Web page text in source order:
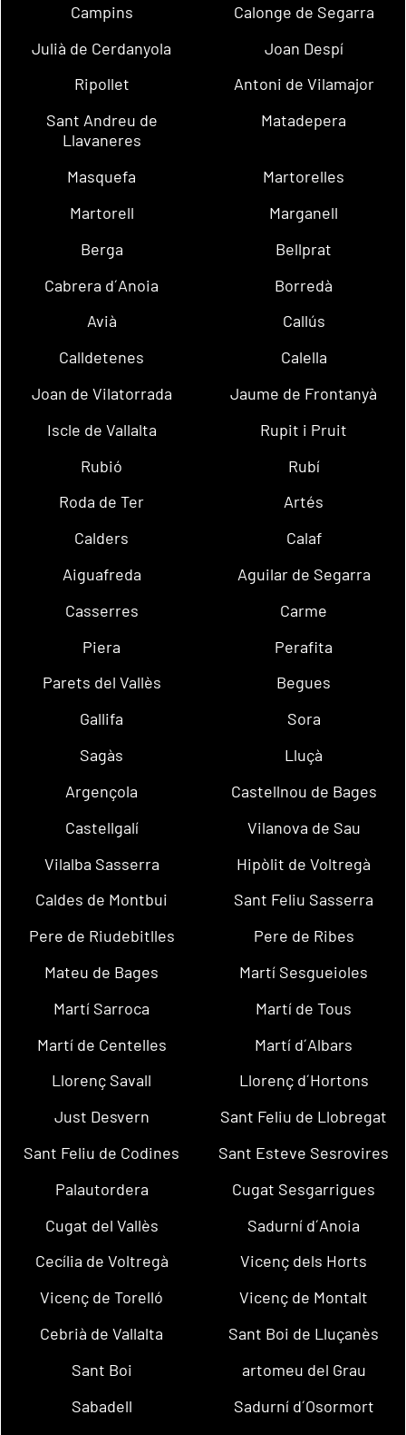
Campins
Calonge de Segarra
Julià de Cerdanyola
Joan Despí
Ripollet
Antoni de Vilamajor
Sant Andreu de
Llavaneres
Matadepera
Masquefa
Martorelles
Martorell
Marganell
Berga
Bellprat
Cabrera d´Anoia
Borredà
Avià
Callús
Calldetenes
Calella
Joan de Vilatorrada
Jaume de Frontanyà
Iscle de Vallalta
Rupit i Pruit
Rubió
Rubí
Roda de Ter
Artés
Calders
Calaf
Aiguafreda
Aguilar de Segarra
Casserres
Carme
Piera
Perafita
Parets del Vallès
Begues
Gallifa
Sora
Sagàs
Lluçà
Argençola
Castellnou de Bages
Castellgalí
Vilanova de Sau
Vilalba Sasserra
Hipòlit de Voltregà
Caldes de Montbui
Sant Feliu Sasserra
Pere de Riudebitlles
Pere de Ribes
Mateu de Bages
Martí Sesgueioles
Martí Sarroca
Martí de Tous
Martí de Centelles
Martí d´Albars
Llorenç Savall
Llorenç d´Hortons
Just Desvern
Sant Feliu de Llobregat
Sant Feliu de Codines
Sant Esteve Sesrovires
Palautordera
Cugat Sesgarrigues
Cugat del Vallès
Sadurní d´Anoia
Cecília de Voltregà
Vicenç dels Horts
Vicenç de Torelló
Vicenç de Montalt
Cebrià de Vallalta
Sant Boi de Lluçanès
Sant Boi
artomeu del Grau
Sabadell
Sadurní d´Osormort